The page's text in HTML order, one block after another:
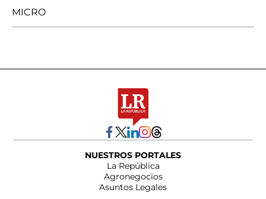
MICRO
NUESTROS PORTALES
La República
Agronegocios
Asuntos Legales